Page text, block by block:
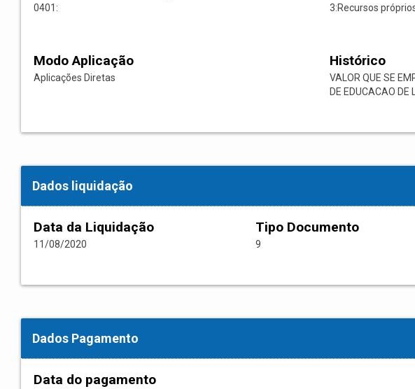
0401: 3:Recursos
Modo Aplicação
Aplicações Diretas
Histórico
VALOR QUE SE
DE EDUCACAO DE
Dados liquidação
Data da Liquidação
11/08/2020
Tipo Documento
9
Dados Pagamento
Data do pagamento